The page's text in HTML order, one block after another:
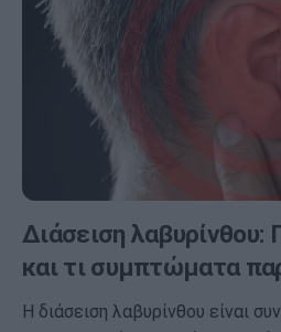
Διάσειση λαβυρίνθου:
και τι συμπτώματα
Η διάσειση λαβυρίνθου είναι